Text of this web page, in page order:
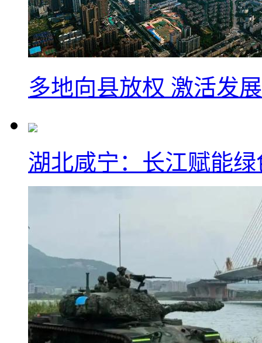
多地向县放权 激活发
湖北咸宁：长江赋能